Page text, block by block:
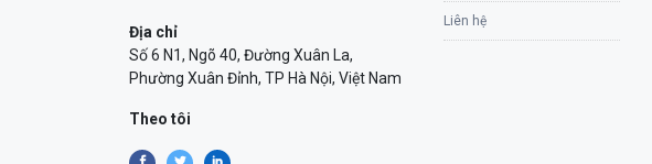
Địa chỉ
Số 6 N1, Ngõ 40, Đường Xuân La,
Phường Xuân Đỉnh, TP Hà Nội, Việt Nam
Theo tôi
Liên hệ